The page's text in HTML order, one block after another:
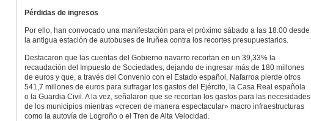
Pérdidas de ingresos
Por ello, han convocado una manifestación para el próximo sábado a las 18.00 desde
la antigua estación de autobuses de Iruñea contra los recortes presupuestarios.
Destacaron que las cuentas del Gobierno navarro recortan en un 39,33% la
recaudación del Impuesto de Sociedades, dejando de ingresar más de 180 millones
de euros y que, a través del Convenio con el Estado español, Nafarroa pierde otros
541,7 millones de euros para sufragar los gastos del Ejército, la Casa Real española
o la Guardia Civil. A la vez, señalaron que se recortan los gastos para las necesidades
de los municipios mientras «crecen de manera espectacular» macro infraestructuras
como la autovía de Logroño o el Tren de Alta Velocidad.